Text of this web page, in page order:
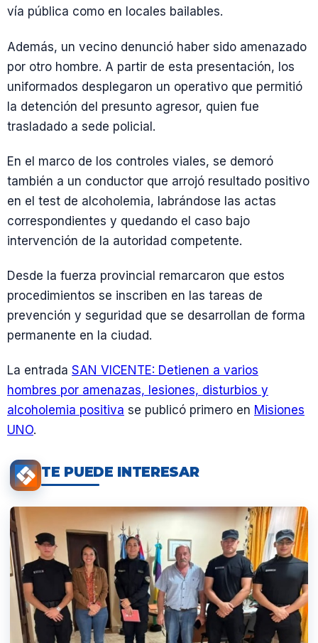
vía pública como en locales bailables.
Además, un vecino denunció haber sido amenazado
por otro hombre. A partir de esta presentación, los
uniformados desplegaron un operativo que permitió
la detención del presunto agresor, quien fue
trasladado a sede policial.
En el marco de los controles viales, se demoró
también a un conductor que arrojó resultado positivo
en el test de alcoholemia, labrándose las actas
correspondientes y quedando el caso bajo
intervención de la autoridad competente.
Desde la fuerza provincial remarcaron que estos
procedimientos se inscriben en las tareas de
prevención y seguridad que se desarrollan de forma
permanente en la ciudad.
La entrada SAN VICENTE: Detienen a varios
hombres por amenazas, lesiones, disturbios y
alcoholemia positiva se publicó primero en Misiones
UNO.
TE PUEDE INTERESAR